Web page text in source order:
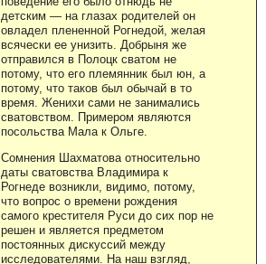
детским — на глазах родителей он
овладел плененной Рогнедой, желая
всячески ее унизить. Добрыня же
отправился в Полоцк сватом не
потому, что его племянник был юн, а
потому, что таков был обычай в то
время. Женихи сами не занимались
сватовством. Примером являются
посольства Мала к Ольге.
Сомнения Шахматова относительно
даты сватовства Владимира к
Рогнеде возникли, видимо, потому,
что вопрос о времени рождения
самого крестителя Руси до сих пор не
решен и является предметом
постоянных дискуссий между
исследователями. На наш взгляд,